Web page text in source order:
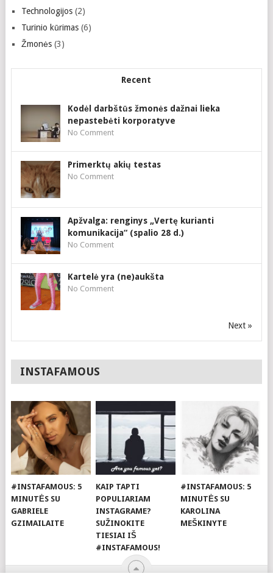
Technologijos(2)
Turinio kūrimas(6)
Žmonės(3)
Recent
Kodėl darbštūs žmonės dažnai lieka
nepastebėti korporatyve
No Comment
Primerktų akių testas
No Comment
Apžvalga: renginys „Vertę kurianti
komunikacija“ (spalio 28 d.)
No Comment
Kartelė yra (ne)aukšta
No Comment
Next »
INSTAFAMOUS
#INSTAFAMOUS: 5
MINUTĖS SU
GABRIELE
GZIMAILAITE
KAIP TAPTI
POPULIARIAM
INSTAGRAME?
SUŽINOKITE
TIESIAI IŠ
#INSTAFAMOUS!
#INSTAFAMOUS: 5
MINUTĖS SU
KAROLINA
MEŠKINYTE